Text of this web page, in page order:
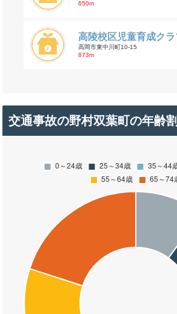
650m
高陵校区児童育成ク
高岡市東中川町10-15
873m
交通事故の野村双葉町の年齢